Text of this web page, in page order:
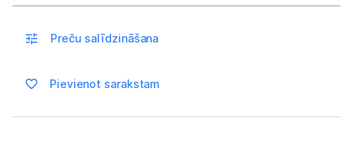
Piegāde un apmaksa
Preču salīdzināšana
Pievienot sarakstam